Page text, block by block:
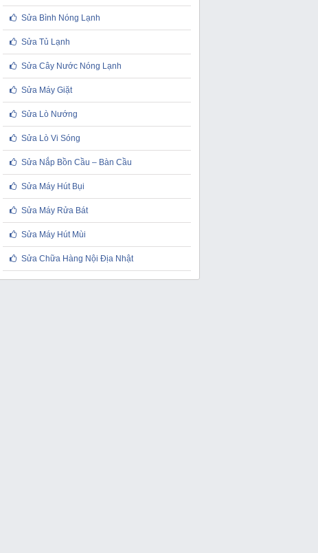
Sửa Bình Nóng Lạnh
Sửa Tủ Lạnh
Sửa Cây Nước Nóng Lạnh
Sửa Máy Giặt
Sửa Lò Nướng
Sửa Lò Vi Sóng
Sửa Nắp Bồn Cầu – Bàn Cầu
Sửa Máy Hút Bụi
Sửa Máy Rửa Bát
Sửa Máy Hút Mùi
Sửa Chữa Hàng Nội Địa Nhật